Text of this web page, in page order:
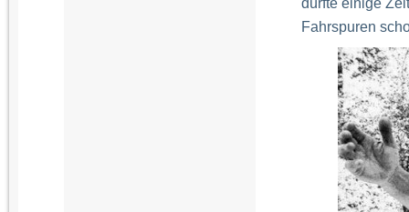
dürfte einige
Fahrspuren